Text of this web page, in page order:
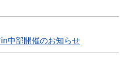
中部開催のお知らせ